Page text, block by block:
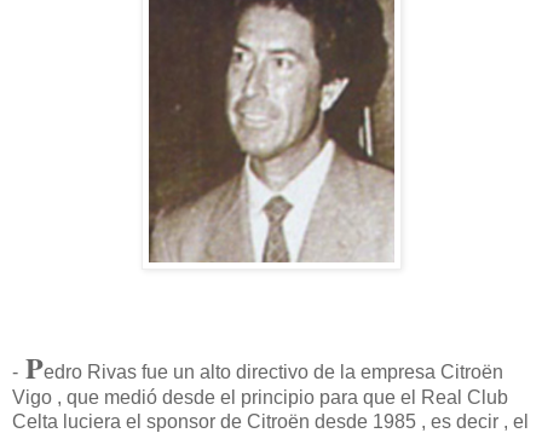
- Pedro Rivas fue un alto directivo de la empresa Citroën
Vigo , que medió desde el principio para que el Real Club
Celta luciera el sponsor de Citroën desde 1985 , es decir , el